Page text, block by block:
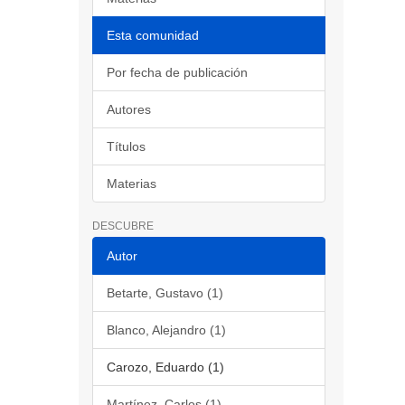
Esta comunidad
Por fecha de publicación
Autores
Títulos
Materias
DESCUBRE
Autor
Betarte, Gustavo (1)
Blanco, Alejandro (1)
Carozo, Eduardo (1)